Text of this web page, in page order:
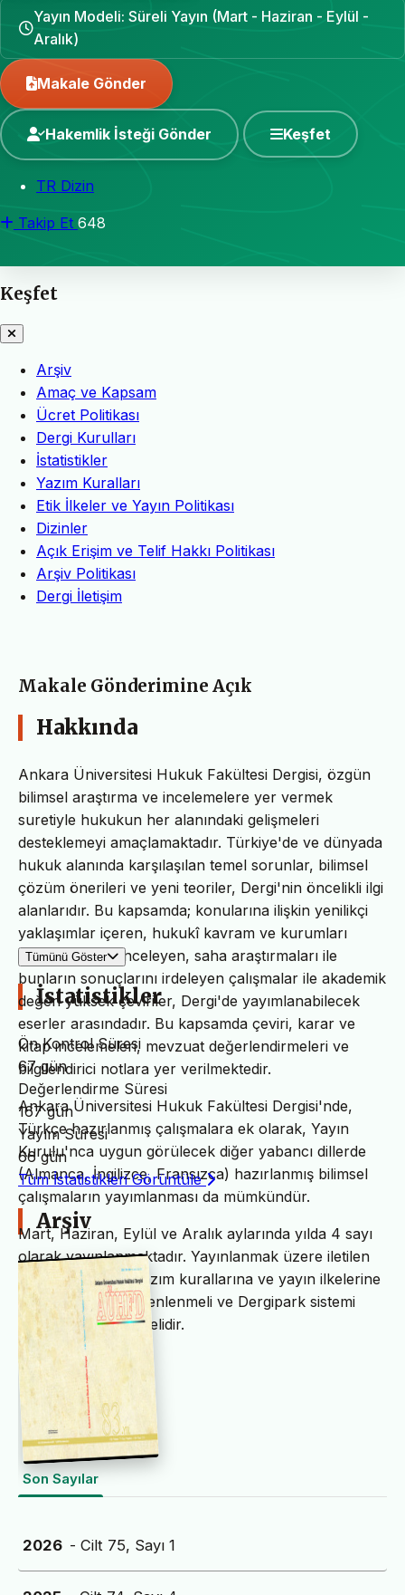
Yayın Modeli: Süreli Yayın (Mart - Haziran - Eylül -
Aralık)
Makale Gönder
Hakemlik İsteği Gönder Keşfet
TR Dizin
Takip Et 648
Keşfet
Arşiv
Amaç ve Kapsam
Ücret Politikası
Dergi Kurulları
İstatistikler
Yazım Kuralları
Etik İlkeler ve Yayın Politikası
Dizinler
Açık Erişim ve Telif Hakkı Politikası
Arşiv Politikası
Dergi İletişim
Makale Gönderimine Açık
Hakkında
Ankara Üniversitesi Hukuk Fakültesi Dergisi, özgün
bilimsel araştırma ve incelemelere yer vermek
suretiyle hukukun her alanındaki gelişmeleri
desteklemeyi amaçlamaktadır. Türkiye'de ve dünyada
hukuk alanında karşılaşılan temel sorunlar, bilimsel
çözüm önerileri ve yeni teoriler, Dergi'nin öncelikli ilgi
alanlarıdır. Bu kapsamda; konularına ilişkin yenilikçi
yaklaşımlar içeren, hukukî kavram ve kurumları
bilimsel olarak inceleyen, saha araştırmaları ile
bunların sonuçlarını irdeleyen çalışmalar ile akademik
değeri yüksek çeviriler, Dergi'de yayımlanabilecek
eserler arasındadır. Bu kapsamda çeviri, karar ve
kitap incelemeleri, mevzuat değerlendirmeleri ve
bilgilendirici notlara yer verilmektedir.
Ankara Üniversitesi Hukuk Fakültesi Dergisi'nde,
Türkçe hazırlanmış çalışmalara ek olarak, Yayın
Kurulu'nca uygun görülecek diğer yabancı dillerde
(Almanca, İngilizce, Fransızca) hazırlanmış bilimsel
çalışmaların yayımlanması da mümkündür.
Mart, Haziran, Eylül ve Aralık aylarında yılda 4 sayı
olarak yayınlanmaktadır. Yayınlanmak üzere iletilen
makaleler, Dergi yazım kurallarına ve yayın ilkelerine
uygun biçimde düzenlenmeli ve Dergipark sistemi
üzerinden yüklenmelidir.
Tümünü Göster
İstatistikler
Ön Kontrol Süresi
67 gün
Değerlendirme Süresi
167 gün
Yayım Süresi
66 gün
Tüm İstatistikleri Görüntüle
Arşiv
Son Sayılar
2026 - Cilt 75, Sayı 1